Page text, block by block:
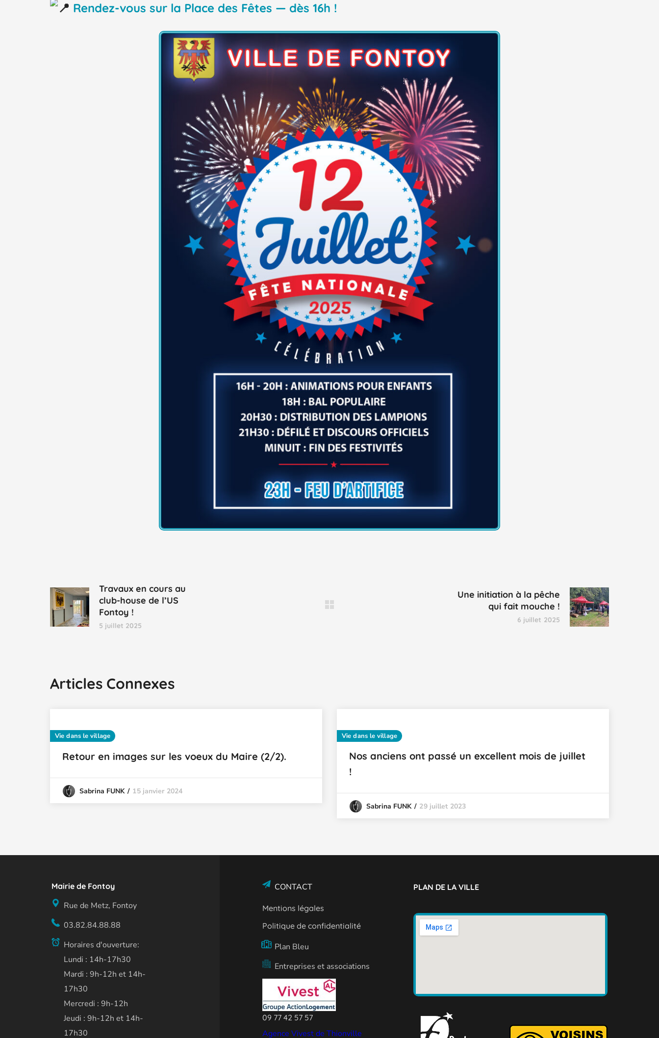
Rendez-vous sur la Place des Fêtes — dès 16h !
Travaux en cours au
club-house de l’US
Fontoy !
5 juillet 2025
Une initiation à la pêche
qui fait mouche !
6 juillet 2025
Articles Connexes
Vie dans le village
Retour en images sur les voeux du Maire (2/2).
Sabrina FUNK 15 janvier 2024
Vie dans le village
Nos anciens ont passé un excellent mois de juillet
!
Sabrina FUNK 29 juillet 2023
Mairie de Fontoy
Rue de Metz, Fontoy
03.82.84.88.88
Horaires d'ouverture:
Lundi : 14h-17h30
Mardi : 9h-12h et 14h-
17h30
Mercredi : 9h-12h
Jeudi : 9h-12h et 14h-
17h30
CONTACT
Mentions légales
Politique de confidentialité
Plan Bleu
Entreprises et associations
09 77 42 57 57
Agence Vivest de Thionville
PLAN DE LA VILLE